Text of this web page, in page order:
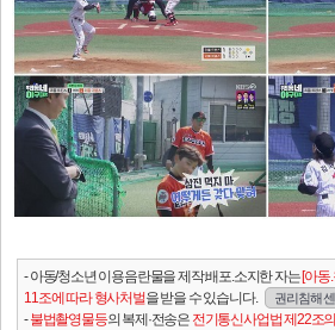
- 아동/청소년 이용음란물을 제작.배포.소지한 자는[아동.
11조에 따라 형사처벌을 받을 수 있습니다. 권리침해
-불법촬영물등의 복제·전송은 전기통신사업법 제22조